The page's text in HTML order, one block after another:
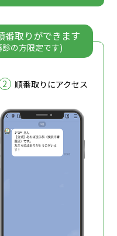
番取りができます
の方限定です)
2 順番取りにアクセス